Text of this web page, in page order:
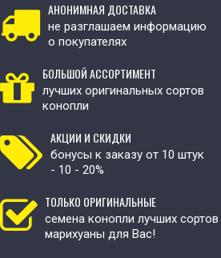
АНОНИМНАЯ ДОСТАВКА
не разглашаем информацию
о покупателях
БОЛЬШОЙ АССОРТИМЕНТ
лучших оригинальных сортов
конопли
АКЦИИ И СКИДКИ
бонусы к заказу от 10 штук
- 10 - 20%
ТОЛЬКО ОРИГИНАЛЬНЫЕ
семена конопли лучших сортов
марихуаны для Вас!